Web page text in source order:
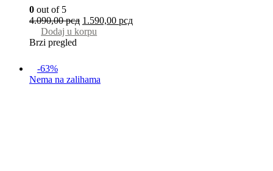
0 out of 5
4.090,00рсд 1.590,00 рсд
Dodaj u korpu
Brzi pregled
-63%
Nema na zalihama